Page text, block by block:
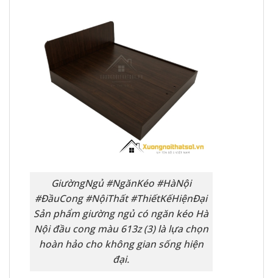
GiườngNgủ #NgănKéo #HàNội
#ĐầuCong #NộiThất #ThiếtKếHiệnĐại
Sản phẩm giường ngủ có ngăn kéo Hà
Nội đầu cong màu 613z (3) là lựa chọn
hoàn hảo cho không gian sống hiện
đại.